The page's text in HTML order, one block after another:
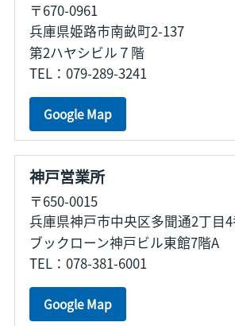
〒670-0961
兵庫県姫路市南畝町2-137
第2ハヤシビル７階
TEL：079-289-3241
Google Map
神戸営業所
〒650-0015
兵庫県神戸市中央区多聞通2丁目
ブックローン神戸ビル東館7階A
TEL：078-381-6001
Google Map